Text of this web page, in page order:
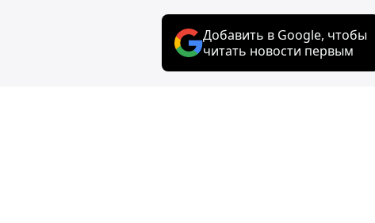
Добавить в Google, чтобы
читать новости первым